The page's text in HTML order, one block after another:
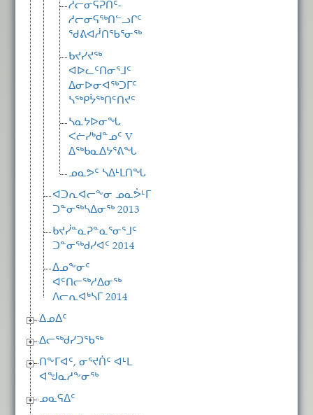
ᓱᓕᓂᕋᕈᑏᑦ-
ᓱᓕᓂᕋᖅᑎᓪᓗᒋᑦ
ᖁᕕᐊᓲᑎᖃᕐᓂᖅ
ᑲᔪᓯᔪᖅ
ᐊᐅᓚᑦᑎᓂᕐᒧᑦ
ᐃᓂᐅᓂᐊᖅᑐᒥᑦ
ᓴᖅᑭᔮᖅᑎᑦᑎᔪᑦ
ᓴᓇᔭᐅᓂᖓ
ᐸᓖᓯᒃᑯᓐᓄᑦ V
ᐃᖅᑲᓇᐃᔭᕐᕕᖓ
ᓄᓇᕗᑦ ᓴᐃᒻᒪᑎᖓ
ᐊᑐᕆᐊᓕᖕᓂ ᓄᓇᕘᒻᒥ
ᑐᓐᓂᖅᓴᐃᓂᖅ 2013
ᑲᔪᓰᓐᓇᕈᓐᓇᕐᓂᕐᒧᑦ
ᑐᓐᓂᖅᑯᓯᐊᑦ 2014
ᐃᓄᖕᓂᑦ
ᐊᑦᑎᓕᖅᓱᐃᓂᖅ
ᐱᓕᕆᐊᒃᓴᒥ 2014
ᐃᓄᐃᑦ
ᐃᓕᖅᑯᓯᑐᖃᖅ
ᑎᖕᒥᐊᑦ, ᓂᕐᔪᑏᑦ ᐊᒻᒪ
ᐊᖑᓇᓱᖕᓂᖅ
ᓄᓇᕋᐃᑦ